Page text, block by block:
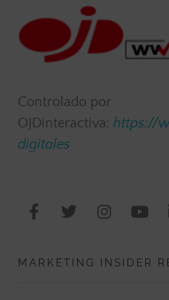
Controlado por
OJDinteractiva: https://
digitales
MARKETING INSIDER